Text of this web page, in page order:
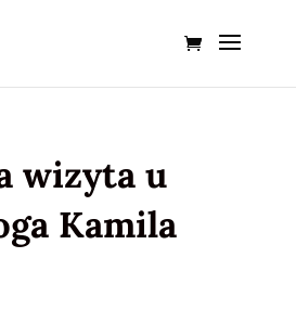
wizyta u
Kamila